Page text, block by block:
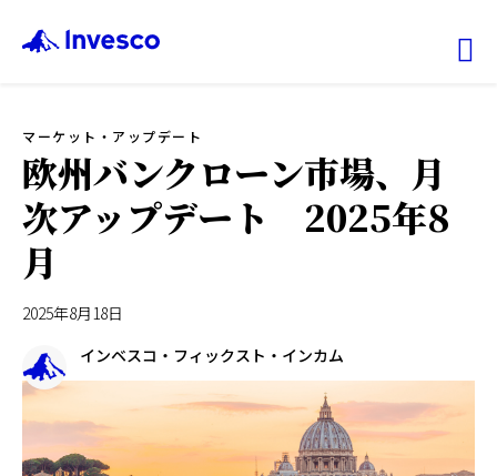
ファンド情報
マーケット情報
投資のヒント
会社情報
機関投資家
マーケット・アップデート
欧州バンクローン市場、月
次アップデート 2025年8
月
2025年8月18日
インベスコ・フィックスト・インカム